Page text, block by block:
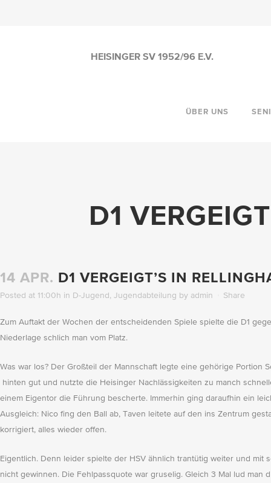
HEISINGER SV 1952/96 E.V.
ÜBER UNS
D1
14 APR. D1 VERGEIGT’S IN
Posted at 11:00h in D-Jugend, Jugendabteilung by admin Share
Zum Auftakt der Wochen der entscheidenden Spiele spielte die D1
Niederlage schlich man vom Platz.
Was war los? Der Großteil der Mannschaft legte eine gehörige Portion
hinten gut und nutzte die Heisinger Nachlässigkeiten zu manch
einem Eigentor die Führung bescherte. Immerhin ging daraufhin ein
Ausgleich: Nico fing den Ball ab, Taven leitete auf den ins Zentrum
korrigiert, alles wieder offen.
Eigentlich. Denn leider spielte der HSV ähnlich trantütig weiter und
nicht gewinnen. Die Fehlpassquote war gruselig. Gleich 3 Mal lud